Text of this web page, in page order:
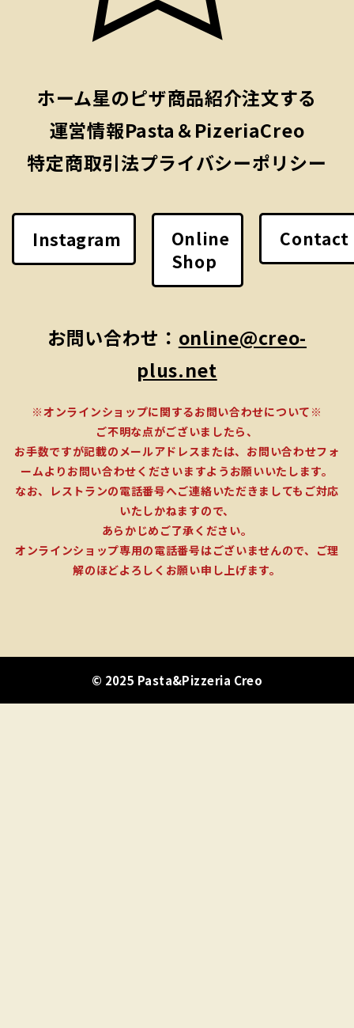
ホーム星のピザ商品紹介注文する
運営情報Pasta＆PizeriaCreo
特定商取引法プライバシーポリシー
Instagram
Online
Shop
Contact
お問い合わせ： online@creo-
plus.net
※オンラインショップに関するお問い合わせについて※
ご不明な点がございましたら、
お手数ですが記載のメールアドレスまたは、お問い合わせフォ
ームよりお問い合わせくださいますようお願いいたします。
なお、レストランの電話番号へご連絡いただきましてもご対応
いたしかねますので、
あらかじめご了承ください。
オンラインショップ専用の電話番号はございませんので、ご理
解のほどよろしくお願い申し上げます。
© 2025 Pasta&Pizzeria Creo